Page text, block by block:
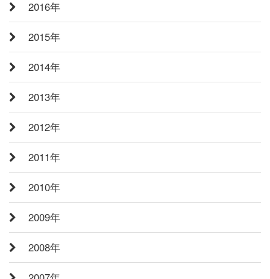
2016年
2015年
2014年
2013年
2012年
2011年
2010年
2009年
2008年